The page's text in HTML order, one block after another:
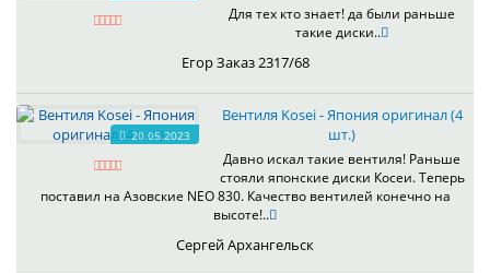
Для тех кто знает! да были раньше
такие диски..
Егор Заказ 2317/68
20.05.2023
Вентиля Kosei - Япония оригинал (4
шт.)
Давно искал такие вентиля! Раньше
стояли японские диски Косеи. Теперь
поставил на Азовские NEO 830. Качество вентилей конечно на
высоте!..
Сергей Архангельск